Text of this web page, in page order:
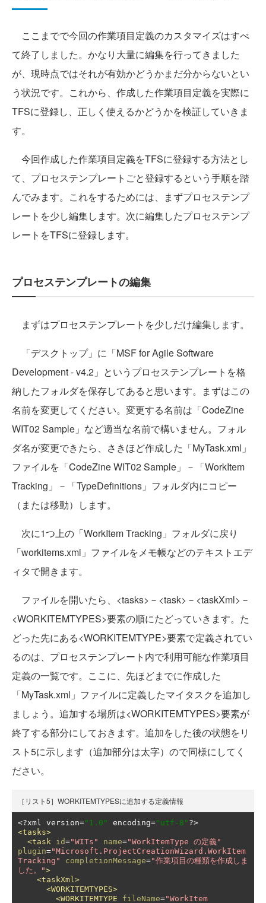
ここまでで今回の作業項目定義のカスタマイズはすべ
て終了しました。かなり大量に編集を行ってきました
が、現時点ではそれが有効かどうかまだ分からないとい
う状況です。これから、作成した作業項目定義を実際に
TFSに登録し、正しく使えるかどうかを検証していきま
す。
今回作成した作業項目定義をTFSに登録する方法とし
て、プロセステンプレートごと登録するという手順を踏
んでみます。これをするためには、まずプロセステンプ
レートを少し編集します。次に編集したプロセステンプ
レートをTFSに登録します。
プロセステンプレートの編集
まずはプロセステンプレートを少しだけ編集します。
「デスクトップ」に「MSF for Agile Software
Development - v4.2」というプロセステンプレートを格
納したフォルダを保存してあると思います。まずはこの
名前を変更してください。変更する名前は「CodeZine
WIT02 Sample」など適当な名前で構いません。フォル
ダ名が変更できたら、さきほど作成した「MyTask.xml」
ファイルを「CodeZine WIT02 Sample」－「WorkItem
Tracking」－「TypeDefinitions」フォルダ内にコピー
（または移動）します。
次に1つ上の「WorkItem Tracking」フォルダに戻り
「workitems.xml」ファイルをメモ帳などのテキストエデ
ィタで開きます。
ファイルを開いたら、<tasks>－<task>－<taskXml>－
<WORKITEMTYPES>要素の順にたどっていきます。た
どった先にある<WORKITEMTYPE>要素で定義されてい
るのは、プロセステンプレート内で利用可能な作業項目
定義の一覧です。ここに、先ほどまでに作成した
「MyTask.xml」ファイルに定義したマイタスクを追加し
ましょう。追加する場所は<WORKITEMTYPES>要素が
終了する部分にしておきます。追加をした後の状態をリ
スト5に示します（追加部分は太字）ので同様にしてく
ださい。
［リスト5］WORKITEMTYPESに追加する定義情報
<?xml version="1.0" encoding="utf-8" ?>
<tasks>
<task id="WITs" name="WorkItemType の定義"
plugin="Microsoft.ProjectCreationWizard.WorkItem
Tracking"
completionMessage="作業項目の種類を作成しま
した。">
<taskXml>
<WORKITEMTYPES>
<WORKITEMTYPE
fileName="WorkItem